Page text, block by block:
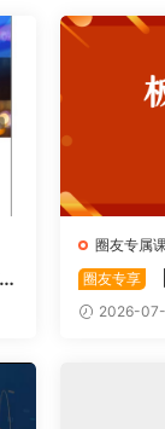
圈友专属
圈友专享
后强势战
2026-